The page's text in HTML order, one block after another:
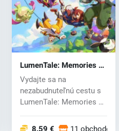
LumenTale: Memories of
Trey (PC) key
Vydajte sa na
nezabudnuteľnú cestu s
LumenTale: Memories of